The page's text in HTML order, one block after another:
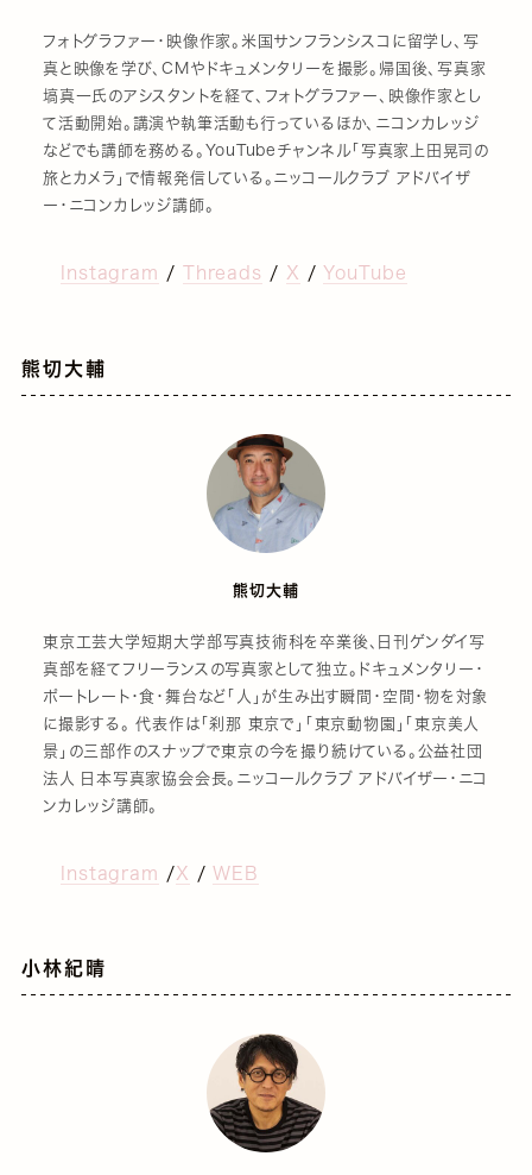
フォトグラファー・映像作家。米国サンフランシスコに留学し、写
真と映像を学び、CMやドキュメンタリーを撮影。帰国後、写真家
塙真一氏のアシスタントを経て、フォトグラファー、映像作家とし
て活動開始。講演や執筆活動も行っているほか、ニコンカレッジ
などでも講師を務める。YouTubeチャンネル「写真家上田晃司の
旅とカメラ」で情報発信している。ニッコールクラブ アドバイザ
ー・ニコンカレッジ講師。
Instagram / Threads / X / YouTube
熊切大輔
熊切大輔
東京工芸大学短期大学部写真技術科を卒業後、日刊ゲンダイ写
真部を経てフリーランスの写真家として独立。ドキュメンタリー・
ポートレート・食・舞台など「人」が生み出す瞬間・空間・物を対象
に撮影する。 代表作は「刹那 東京で」「東京動物園」「東京美人
景」の三部作のスナップで東京の今を撮り続けている。公益社団
法人 日本写真家協会会長。ニッコールクラブ アドバイザー・ニコ
ンカレッジ講師。
Instagram /X /WEB
小林紀晴